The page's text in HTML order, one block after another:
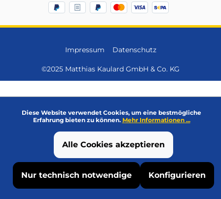
Impressum Datenschutz
©2025 Matthias Kaulard GmbH & Co. KG
Diese Website verwendet Cookies, um eine bestmögliche
Erfahrung bieten zu können. Mehr Informationen ...
Nur technisch notwendige Konfigurieren
Alle Cookies akzeptieren